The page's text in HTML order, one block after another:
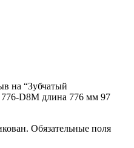
на “Зубчатый
D8M длина 776 мм 97
Обязательные поля